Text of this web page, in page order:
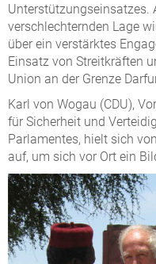
Unterstützungseinsatzes.
verschlechternden Lage
über ein verstärktes
Einsatz von Streitkräften
Union an der Grenze
Karl von Wogau (CDU),
für Sicherheit und
Parlamentes, hielt sich
auf, um sich vor Ort ein